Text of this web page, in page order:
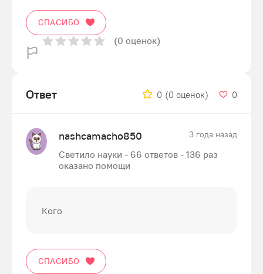
СПАСИБО
(0 оценок)
Ответ 0 (0 оценок) 0
nashcamacho850 3 года назад
Светило науки - 66 ответов - 136 раз
оказано помощи
Кого
СПАСИБО